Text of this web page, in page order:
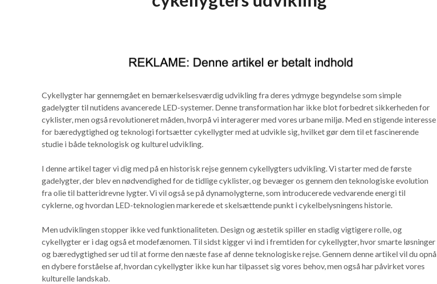
Cykellygter har gennemgået en bemærkelsesværdig udvikling fra deres ydmyge begyndelse som simple
gadelygter til nutidens avancerede LED-systemer. Denne transformation har ikke blot forbedret sikkerheden for
cyklister, men også revolutioneret måden, hvorpå vi interagerer med vores urbane miljø. Med en stigende interesse
for bæredygtighed og teknologi fortsætter cykellygter med at udvikle sig, hvilket gør dem til et fascinerende
studie i både teknologisk og kulturel udvikling.
I denne artikel tager vi dig med på en historisk rejse gennem cykellygters udvikling. Vi starter med de første
gadelygter, der blev en nødvendighed for de tidlige cyklister, og bevæger os gennem den teknologiske evolution
fra olie til batteridrevne lygter. Vi vil også se på dynamolygterne, som introducerede vedvarende energi til
cyklerne, og hvordan LED-teknologien markerede et skelsættende punkt i cykelbelysningens historie.
Men udviklingen stopper ikke ved funktionaliteten. Design og æstetik spiller en stadig vigtigere rolle, og
cykellygter er i dag også et modefænomen. Til sidst kigger vi ind i fremtiden for cykellygter, hvor smarte løsninger
og bæredygtighed ser ud til at forme den næste fase af denne teknologiske rejse. Gennem denne artikel vil du opnå
en dybere forståelse af, hvordan cykellygter ikke kun har tilpasset sig vores behov, men også har påvirket vores
kulturelle landskab.